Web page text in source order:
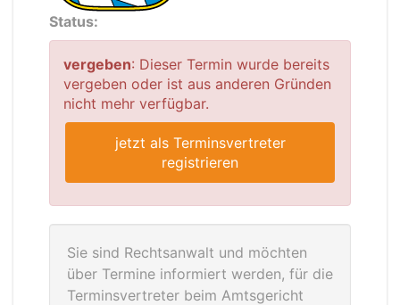
Status:
vergeben: Dieser Termin wurde bereits
vergeben oder ist aus anderen Gründen
nicht mehr verfügbar.
jetzt als Terminsvertreter
registrieren
Sie sind Rechtsanwalt und möchten
über Termine informiert werden, für die
Terminsvertreter beim Amtsgericht